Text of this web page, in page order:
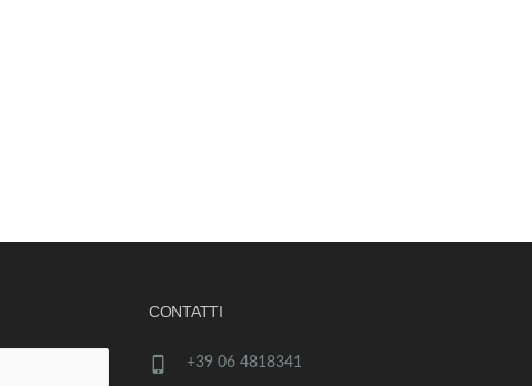
CONTATTI
+39 06 4818341